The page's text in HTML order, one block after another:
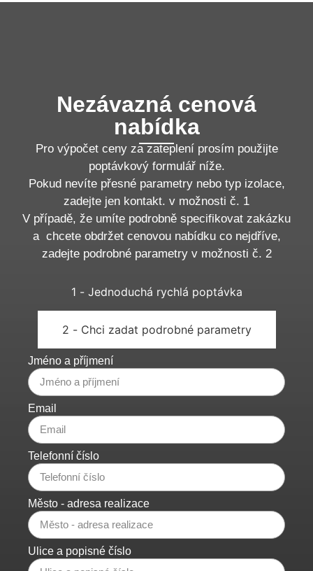
Nezávazná cenová
nabídka
Pro výpočet ceny za zateplení prosím použijte
poptávkový formulář níže.
Pokud nevíte přesné parametry nebo typ izolace,
zadejte jen kontakt. v možnosti č. 1
V případě, že umíte podrobně specifikovat zakázku
a chcete obdržet cenovou nabídku co nejdříve,
zadejte podrobné parametry v možnosti č. 2
1 - Jednoduchá rychlá poptávka
2 - Chci zadat podrobné parametry
Jméno a příjmení
Email
Telefonní číslo
Město - adresa realizace
Ulice a popisné číslo